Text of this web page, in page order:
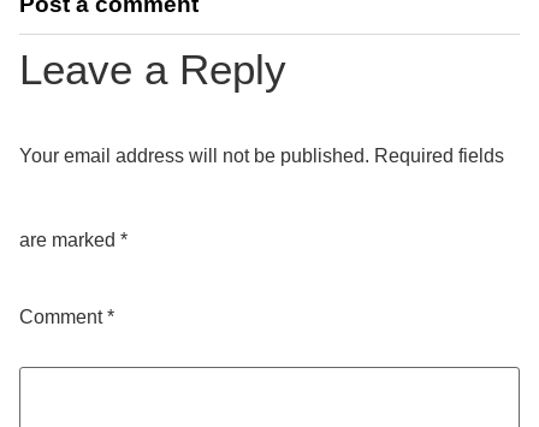
Leave a Reply
Your email address will not be published. Required fields
are marked *
Comment*